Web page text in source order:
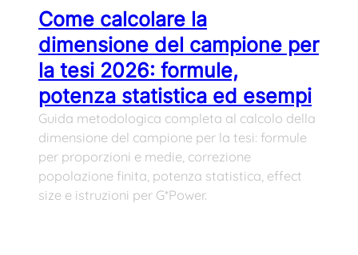
Come calcolare la
dimensione del campione per
la tesi 2026: formule,
potenza statistica ed esempi
Guida metodologica completa al calcolo della
dimensione del campione per la tesi: formule
per proporzioni e medie, correzione
popolazione finita, potenza statistica, effect
size e istruzioni per G*Power.